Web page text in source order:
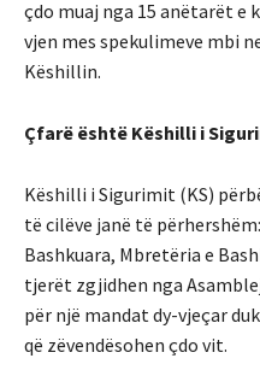
çdo muaj nga 15 anëtarët e
vjen mes spekulimeve mbi
Këshillin.
Çfarë është Këshilli i
Këshilli i Sigurimit (KS)
të cilëve janë të
Bashkuara, Mbretëria e
tjerët zgjidhen nga
për një mandat dy-vjeçar
që zëvendësohen çdo vit.